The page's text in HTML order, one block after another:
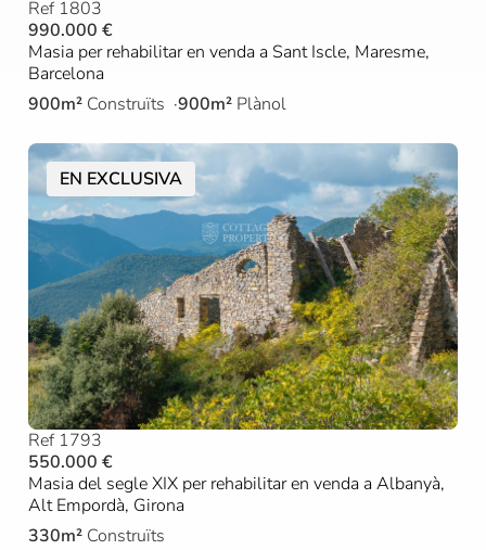
Ref 1803
990.000 €
Masia per rehabilitar en venda a Sant Iscle, Maresme,
Barcelona
900m² Construïts 900m² Plànol
EN EXCLUSIVA
Ref 1793
550.000 €
Masia del segle XIX per rehabilitar en venda a Albanyà,
Alt Empordà, Girona
330m² Construïts